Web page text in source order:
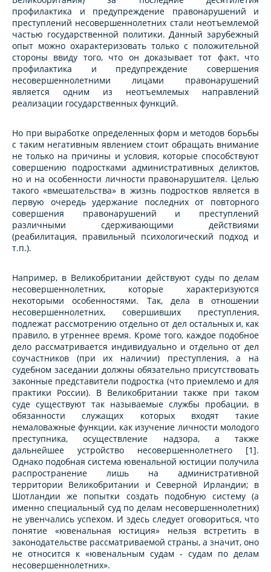
профилактика и предупреждение правонарушений и
преступлений несовершеннолетних стали неотъемлемой
частью государственной политики. Данный зарубежный
опыт можно охарактеризовать только с положительной
стороны ввиду того, что он доказывает тот факт, что
профилактика и предупреждение совершения
несовершеннолетними лицами правонарушений
является одним из неотъемлемых направлений
реализации государственных функций.
Но при выработке определенных форм и методов борьбы
с таким негативным явлением стоит обращать внимание
не только на причины и условия, которые способствуют
совершению подростками административных деликтов,
но и на особенности личности правонарушителя. Целью
такого «вмешательства» в жизнь подростков является в
первую очередь удержание последних от повторного
совершения правонарушений и преступлений
различными сдерживающими действиями
(реабилитация, правильный психологический подход и
т.п.).
Например, в Великобритании действуют суды по делам
несовершеннолетних, которые характеризуются
некоторыми особенностями. Так, дела в отношении
несовершеннолетних, совершивших преступления,
подлежат рассмотрению отдельно от дел остальных и, как
правило, в утреннее время. Кроме того, каждое подобное
дело рассматривается индивидуально и отдельно от дел
соучастников (при их наличии) преступления, а на
судебном заседании должны обязательно присутствовать
законные представители подростка (что приемлемо и для
практики России). В Великобритании также при таком
суде существуют так называемые службы пробации, в
обязанности служащих которых входят такие
немаловажные функции, как изучение личности молодого
преступника, осуществление надзора, а также
дальнейшее устройство несовершеннолетнего [1].
Однако подобная система ювенальной юстиции получила
распространение лишь на административной
территории Великобритании и Северной Ирландии; в
Шотландии же попытки создать подобную систему (а
именно специальный суд по делам несовершеннолетних)
не увенчались успехом. И здесь следует оговориться, что
понятие «ювенальная юстиция» нельзя встретить в
законодательстве рассматриваемой страны, а значит, оно
не относится к «ювенальным судам - судам по делам
несовершеннолетних».